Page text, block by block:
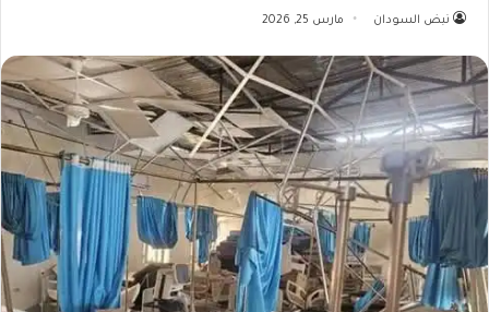
نبض السودان مارس 25, 2026